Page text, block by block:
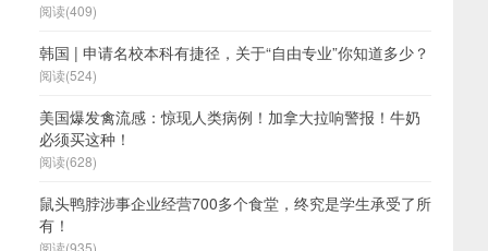
阅读(409)
韩国 | 申请名校本科有捷径，关于“自由专业”你知道多少？
阅读(524)
美国爆发禽流感：惊现人类病例！加拿大拉响警报！牛奶
必须买这种！
阅读(628)
鼠头鸭脖涉事企业经营700多个食堂，终究是学生承受了所
有！
阅读(935)